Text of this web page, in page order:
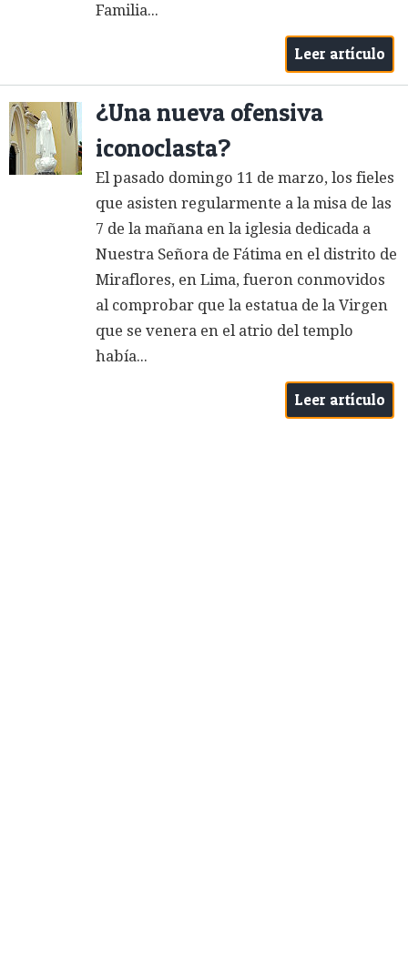
Familia...
Leer artículo
¿Una nueva ofensiva
iconoclasta?
El pasado domingo 11 de marzo, los fieles
que asisten regularmente a la misa de las
7 de la mañana en la iglesia dedicada a
Nuestra Señora de Fátima en el distrito de
Miraflores, en Lima, fueron conmovidos
al comprobar que la estatua de la Virgen
que se venera en el atrio del templo
había...
Leer artículo